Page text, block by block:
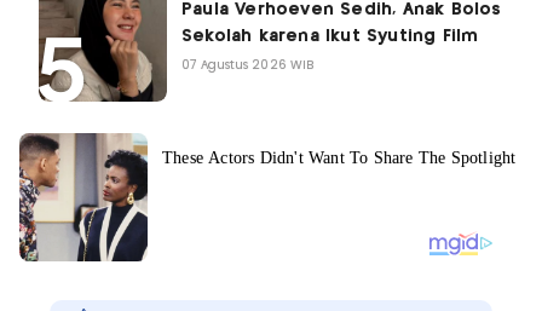
Paula Verhoeven Sedih, Anak Bolos
Sekolah karena Ikut Syuting Film
07 Agustus 2026 WIB